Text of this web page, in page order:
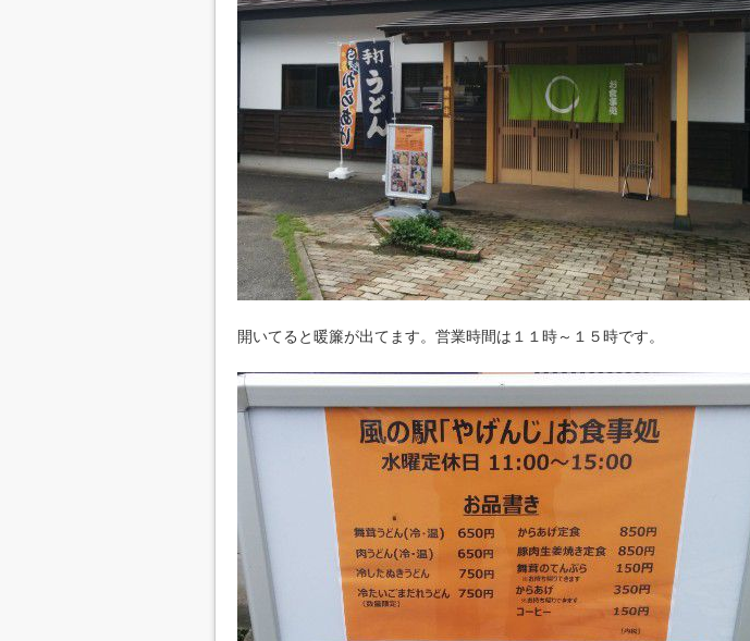
開いてると暖簾が出てます。営業時間は１１時～１５時です。